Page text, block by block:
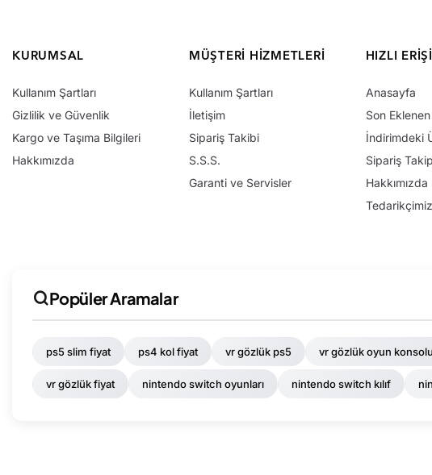
KURUMSAL
Kullanım Şartları
Gizlilik ve Güvenlik
Kargo ve Taşıma Bilgileri
Hakkımızda
MÜŞTERI HIZMETLERI
Kullanım Şartları
İletişim
Sipariş Takibi
S.S.S.
Garanti ve Servisler
HIZLI
Anasayfa
Son
İndirimdeki
Sipariş Takip
Hakkımızda
Popüler Aramalar
ps5 slim fiyat ps4 kol fiyat vr gözlük ps5 vr gözlük oyun konsolu
vr gözlük fiyat nintendo switch oyunları nintendo switch kılıf